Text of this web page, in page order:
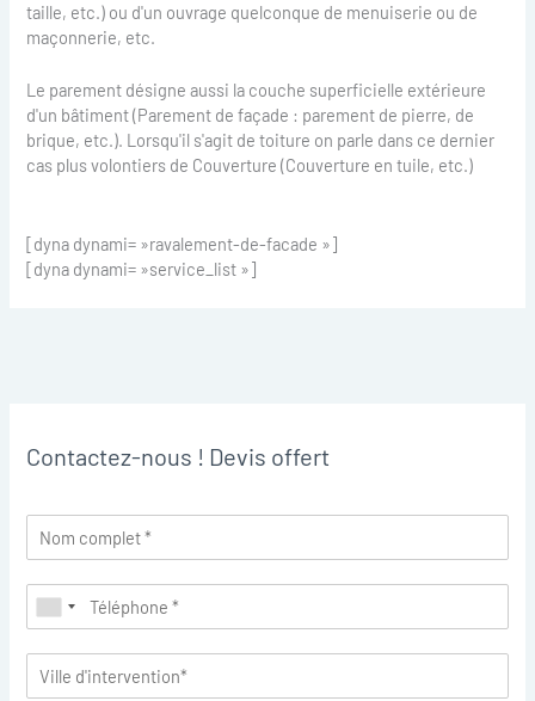
taille, etc.) ou d'un ouvrage quelconque de menuiserie ou de
maçonnerie, etc.
Le parement désigne aussi la couche superficielle extérieure
d'un bâtiment (Parement de façade : parement de pierre, de
brique, etc.). Lorsqu'il s'agit de toiture on parle dans ce dernier
cas plus volontiers de Couverture (Couverture en tuile, etc.)
[dyna dynami= »ravalement-de-facade »]
[dyna dynami= »service_list »]
Contactez-nous ! Devis offert